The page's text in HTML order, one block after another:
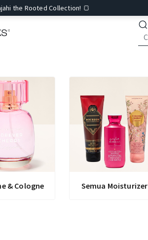
the Rooted Collection! 🍞
& Cologne Semua Moisturizer